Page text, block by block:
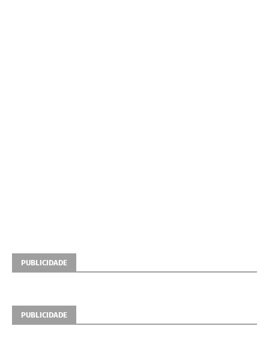
PUBLICIDADE
PUBLICIDADE